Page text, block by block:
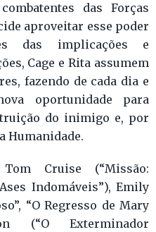
das Forças
aproveitar esse poder
das implicações e
Cage e Rita assumem
fazendo de cada dia e
oportunidade para
do inimigo e, por
Humanidade.
Cruise (“Missão:
Indomáveis”), Emily
“O Regresso de Mary
(“O Exterminador